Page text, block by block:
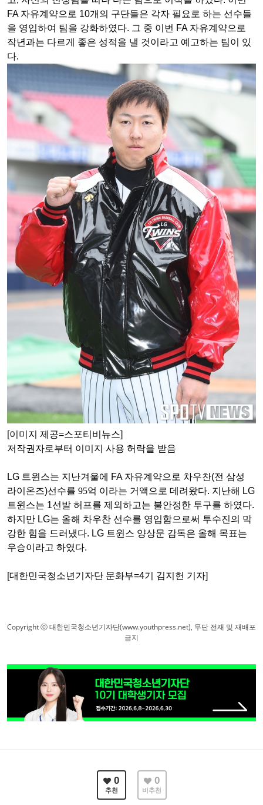
FA 자유계약으로 10개의 구단들은 각자 필요로 하는 선수들
을 영입하여 팀을 강화하였다. 그 중 이번 FA 자유계약으로
작년과는 다르게 좋은 성적을 낼 것이라고 예고하는 팀이 있
다.
[이미지 제공=스포티비뉴스]
저작권자로부터 이미지 사용 허락을 받음
LG 트윈스는 지난겨울에 FA 자유계약으로 차우찬(전 삼성
라이온즈)선수를 95억 이라는 거액으로 데려왔다. 지난해 LG
트윈스는 1선발 허프를 제외하고는 불안정한 투구를 하였다.
하지만 LG는 올해 차우찬 선수를 영입함으로써 투수진의 막
강한 힘을 드러냈다. LG 트윈스 양상문 감독은 올해 목표는
우승이라고 하였다.
[대한민국청소년기자단 문화부=4기 김지헌 기자]
Copyright ⓒ 대한민국청소년기자단(www.youthpress.net), 무단 전재 및 재배포
금지
0
추천
0
비추천